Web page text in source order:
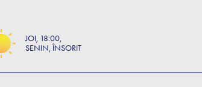
JOI 18:00
SENIN, ÎNSORIT